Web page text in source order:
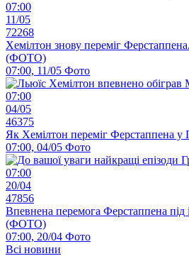
07:00
11/05
72268
Хемілтон знову переміг Ферстаппена.
(ФОТО)
07:00, 11/05 Фото
07:00
04/05
46375
Як Хемілтон переміг Ферстаппена
07:00, 04/05 Фото
07:00
20/04
47856
Впевнена перемога Ферстаппена під
(ФОТО)
07:00, 20/04 Фото
Всі новини